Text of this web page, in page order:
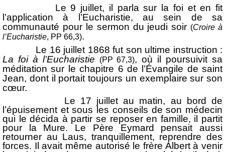
Le 9 juillet, il parla sur la foi et en fit
l’application à l’Eucharistie, au sein de sa
communauté pour le sermon du jeudi soir (Croire à
l’Eucharistie, PP 66,3).
Le 16 juillet 1868 fut son ultime instruction :
La foi à l’Eucharistie
(PP 67,3), où il poursuivit sa
méditation sur le chapitre 6 de l’Évangile de saint
Jean, dont il portait toujours un exemplaire sur son
cœur.
Le 17 juillet au matin, au bord de
l’épuisement et sous les conseils de son médecin
qui le décida à partir se reposer en famille, il partit
pour la Mure. Le Père Eymard pensait aussi
retourner au Laus, tranquillement, reprendre des
forces. Il avait même autorisé le frère Albert à venir